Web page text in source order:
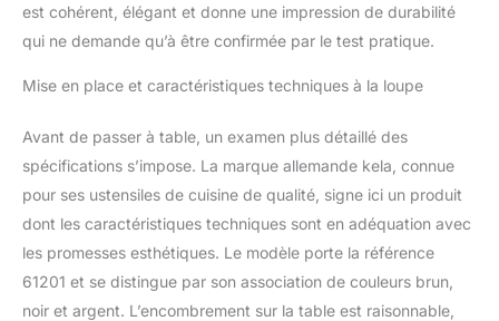
sécurité inodore. Plateau
tournant avec 6
contenant les sauces et
Préparation et entretien
rapides : caquelon en
toutes les plaques de
cuisson, y compris
induction, pour le pré-
chauffage de l'huile ou
du bouillon. Contient
est cohérent, élégant et donne une impression de durabilité
qui ne demande qu’à être confirmée par le test pratique.
Mise en place et caractéristiques techniques à la loupe
Avant de passer à table, un examen plus détaillé des
spécifications s’impose. La marque allemande kela, connue
pour ses ustensiles de cuisine de qualité, signe ici un produit
dont les caractéristiques techniques sont en adéquation avec
les promesses esthétiques. Le modèle porte la référence
61201 et se distingue par son association de couleurs brun,
noir et argent. L’encombrement sur la table est raisonnable,